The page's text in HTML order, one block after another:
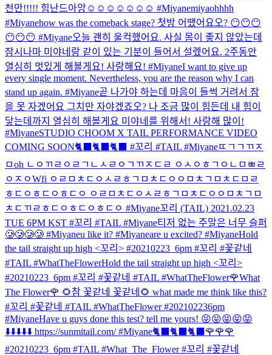
천만!!!!! 힘난드아앙☺☺☺☺☺☺☺ #Miyanemiyaohhhh
#Miyanehow was the comeback stage? 첫방 어땠어요오? 😶😶😶
😶😶😶 #Miyane오늘 괜히 울컥했어요. 사실 몸이 좋지 않았는데
잠시나마 미야네랑 같이 있는 기분이 들어서 설렜어요. 2주동안
열심히 멋있게 해볼게요! 사랑해요! #MiyaneI want to give up
every single moment. Nevertheless, you are the reason why I can
stand up again. #Miyane곧 나가야 하는데 마음이 들썩 거려서 잠
을 못 자겠어요 그치만 자야겠죠오? 나 조금 많이 힘든데 내 힘이
닿는데까지 열심히 해볼게요 미야네를 위해서! 사랑해 많이!
#MiyaneSTUDIO CHOOM X TAIL PERFORMANCE VIDEO
COMING SOON🐈‍⬛🐈‍⬛🐈‍⬛ #꼬리 #TAIL #Miyaneㄸㄱㄱㄲㅈ
ㅁoh ㄴㅇㄲㄹㅇㄹㄱㄴㅅㄹㅇㄱㄲㅈㄷㄹ ㅇㅅㅇㅎㄱㅇㄴㅁㅃㄹ
ㅇㅈㅇWfi ㅇㄹㅁㅊㄷㅇㅅㄹㅎㄱㅁㅊㄷㅇㅇㅁㅊㄱㅁㅊㄷㅁㄹ
ㅎㄷㅇㅎㄷㅇㅎㄷㅇ ㅇㄹㅁㅊㄷㅇㅅㄹㅎㄱㅁㅊㄷㅇㅇㅁㅊㄱㅁ
ㅊㄷㄲㄹㅎㄷㅇㅎㄷㅇㅎㄷㅇ #Miyane꼬리 (TAIL) 2021.02.23
TUE 6PM KST #꼬리 #TAIL #Miyane티저 없는 주말은 너무 슬퍼
🥲🥲🥲🥲 #Miyaneu like it? #Miyaneare u excited? #MiyaneHold
the tail straight up high <꼬리> #20210223_6pm #꼬리 #꽃같네
#TAIL #WhatTheFlowerHold the tail straight up high <꼬리>
#20210223_6pm #꼬리 #꽃같네 #TAIL #WhatTheFlower🌹What
The Flower🌹 🌻참 꽃같네 꽃같네🌻 what made me think like this?
#꼬리 #꽃같네 #TAIL #WhatTheFlower #202102236pm
#MiyaneHave u guys done this test? tell me yours! 😝😝😝😝😝
⬇️⬇️⬇️⬇️⬇️ https://sunmitail.com/ #Miyane🐈‍⬛🐈‍⬛🐈‍⬛🌹🌹🌹
#20210223_6pm #TAIL #What_The_Flower #꼬리 #꽃같네